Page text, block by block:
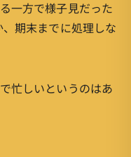
一方で様子見だった
期末までに処理しな
忙しいというのはあ